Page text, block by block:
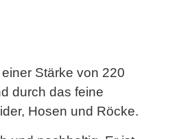
Stärke von 220
durch das feine
Hosen und Röcke.